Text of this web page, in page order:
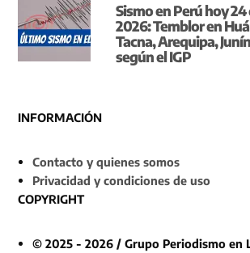
Sismo en Perú hoy
2026: Temblor en
Tacna, Arequipa,
según el IGP
INFORMACIÓN
Contacto y quienes somos
Privacidad y condiciones de uso
COPYRIGHT
© 2025 - 2026 / Grupo Periodismo en